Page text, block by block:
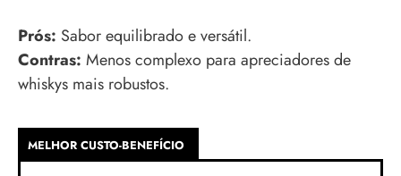
Prós: Sabor equilibrado e versátil.
Contras: Menos complexo para apreciadores de
whiskys mais robustos.
MELHOR CUSTO-BENEFÍCIO